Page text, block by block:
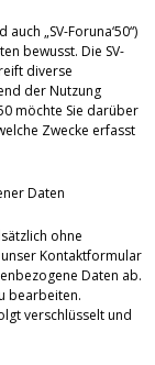
„SV-Foruna‘50“)
bewusst. Die SV-
diverse
der Nutzung
möchte Sie darüber
Zwecke erfasst
Daten
ohne
Kontaktformular
Daten ab.
bearbeiten.
verschlüsselt und